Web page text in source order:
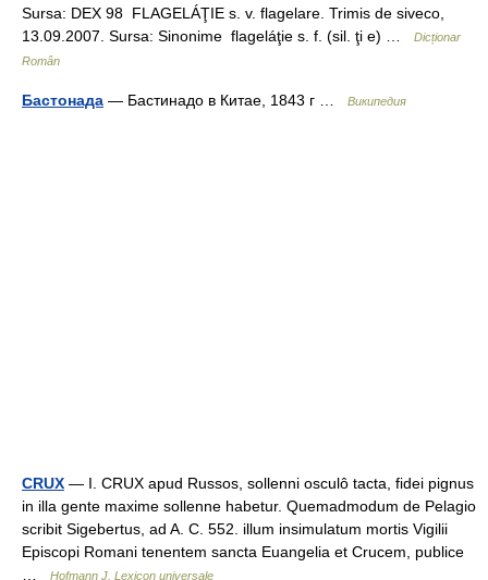
Sursa: DEX 98 FLAGELÁŢIE s. v. flagelare. Trimis de siveco,
13.09.2007. Sursa: Sinonime flageláţie s. f. (sil. ţi e) …
Dicționar
Român
Бастонада — Бастинадо в Китае, 1843 г … Википедия
CRUX — I. CRUX apud Russos, sollenni osculô tacta, fidei pignus
in illa gente maxime sollenne habetur. Quemadmodum de Pelagio
scribit Sigebertus, ad A. C. 552. illum insimulatum mortis Vigilii
Episcopi Romani tenentem sancta Euangelia et Crucem, publice
Hofmann J. Lexicon universale